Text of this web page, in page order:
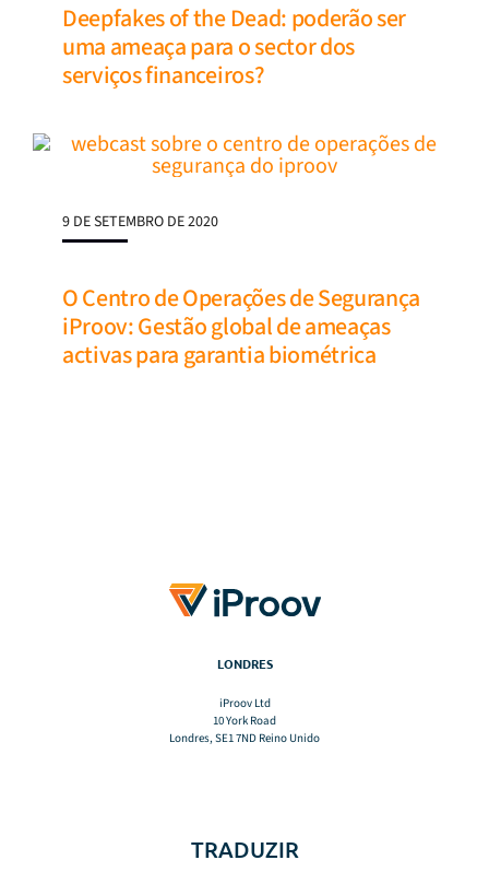
Deepfakes of the Dead: poderão ser
uma ameaça para o sector dos
serviços financeiros?
9 DE SETEMBRO DE 2020
O Centro de Operações de Segurança
iProov: Gestão global de ameaças
activas para garantia biométrica
LONDRES
iProov Ltd
10 York Road
Londres, SE1 7ND Reino Unido
TRADUZIR